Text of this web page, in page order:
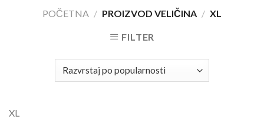
POČETNA / PROIZVOD VELIČINA / XL
FILTER
XL